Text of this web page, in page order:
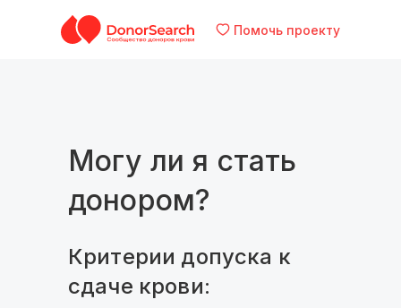
Помочь проекту
Могу ли я стать
донором?
Критерии допуска к
сдаче крови: